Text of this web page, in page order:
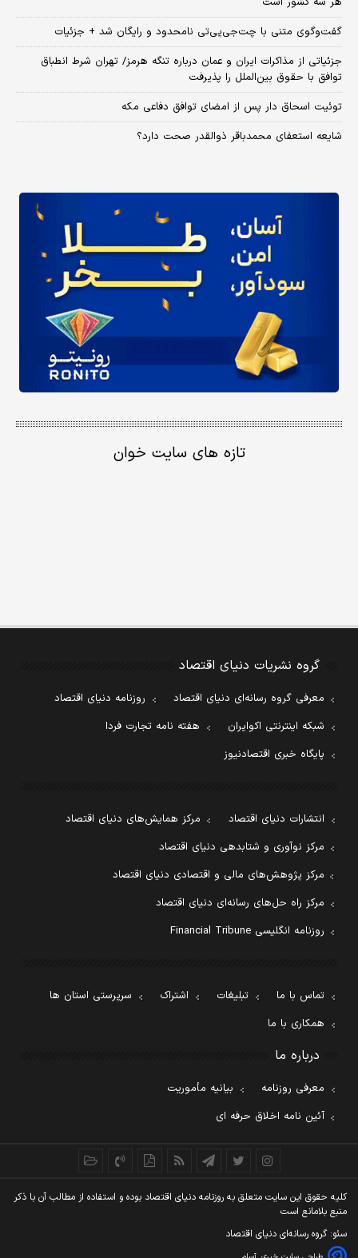
گفت‌وگوی متنی با چت‌جی‌پی‌تی نامحدود و رایگان شد + جزئیات
جزئیاتی از مذاکرات ایران و عمان درباره تنگه هرمز/ تهران شرط انطباق
توافق با حقوق بین‌الملل را پذیرفت
توئیت اسحاق دار پس از امضای توافق دفاعی مکه
شایعه استعفای محمدباقر ذوالقدر صحت دارد؟
تازه های سایت خوان
گروه نشریات دنیای اقتصاد
معرفی گروه رسانه‌ای دنیای اقتصاد
روزنامه دنیای اقتصاد
شبکه اینترنتی اکوایران
هفته نامه تجارت فردا
پایگاه خبری اقتصادنیوز
انتشارات دنیای اقتصاد
مرکز همایش‌های دنیای اقتصاد
مرکز نوآوری و شتابدهی دنیای اقتصاد
مرکز پژوهش‌های مالی و اقتصادی دنیای اقتصاد
مرکز راه حل‌های رسانه‌ای دنیای اقتصاد
روزنامه انگلیسی Financial Tribune
تماس با ما تبلیغات اشتراک
سرپرستی استان ها
همکاری با ما
درباره ما
معرفی روزنامه
بیانیه مأموریت
آئین نامه اخلاق حرفه ای
کليه حقوق اين سايت متعلق به روزنامه دنيای اقتصاد بوده و استفاده از مطالب آن با ذکر
منبع بلامانع است
سئو: گروه رسانه‌ای دنیای اقتصاد